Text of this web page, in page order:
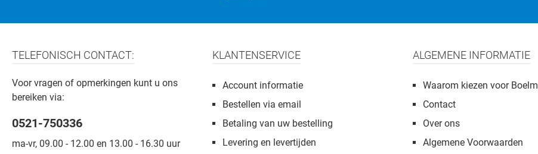
TELEFONISCH CONTACT:
Voor vragen of opmerkingen kunt u ons
bereiken via:
0521-750336
ma-vr, 09.00 - 12.00 en 13.00 - 16.30 uur
KLANTENSERVICE
Account informatie
Bestellen via email
Betaling van uw bestelling
Levering en levertijden
ALGEMENE INFORMATIE
Waarom kiezen voor Boelm
Contact
Over ons
Algemene Voorwaarden